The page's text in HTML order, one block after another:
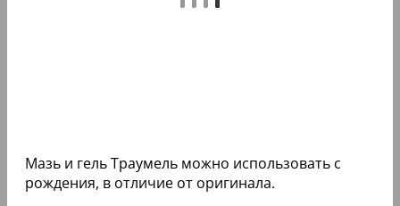
Мазь и гель Траумель можно использовать с
рождения, в отличие от оригинала.